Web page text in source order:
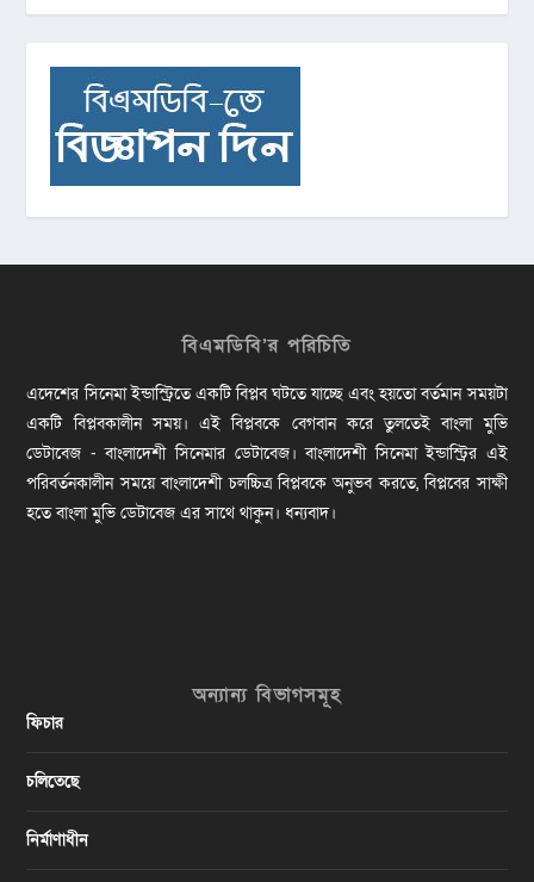
বিএমডিবি’র পরিচিতি
এদেশের সিনেমা ইন্ডাস্ট্রিতে একটি বিপ্লব ঘটতে যাচ্ছে এবং হয়তো বর্তমান সময়টা
একটি বিপ্লবকালীন সময়। এই বিপ্লবকে বেগবান করে তুলতেই বাংলা মুভি
ডেটাবেজ - বাংলাদেশী সিনেমার ডেটাবেজ। বাংলাদেশী সিনেমা ইন্ডাস্ট্রির এই
পরিবর্তনকালীন সময়ে বাংলাদেশী চলচ্চিত্র বিপ্লবকে অনুভব করতে, বিপ্লবের সাক্ষী
হতে বাংলা মুভি ডেটাবেজ এর সাথে থাকুন। ধন্যবাদ।
অন্যান্য বিভাগসমূহ
ফিচার
চলিতেছে
নির্মাণাধীন